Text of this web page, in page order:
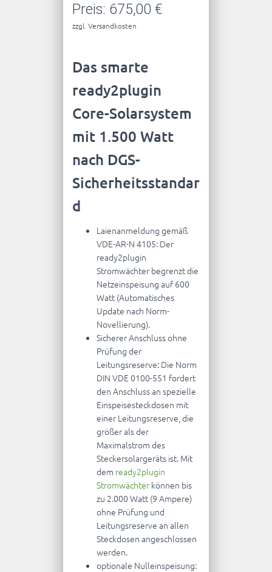
Preis
Preis: 675,00 €
zzgl. Versandkosten
Das smarte
ready2plugin
Core-Solarsystem
mit 1.500 Watt
nach DGS-
Sicherheitsstandar
d
Laienanmeldung gemäß
VDE-AR-N 4105: Der
ready2plugin
Stromwächter begrenzt die
Netzeinspeisung auf 600
Watt (Automatisches
Update nach Norm-
Novellierung).
Sicherer Anschluss ohne
Prüfung der
Leitungsreserve: Die Norm
DIN VDE 0100-551 fordert
den Anschluss an spezielle
Einspeisesteckdosen mit
einer Leitungsreserve, die
größer als der
Maximalstrom des
Steckersolargeräts ist. Mit
dem ready2plugin
Stromwächter können bis
zu 2.000 Watt (9 Ampere)
ohne Prüfung und
Leitungsreserve an allen
Steckdosen angeschlossen
werden.
optionale Nulleinspeisung: